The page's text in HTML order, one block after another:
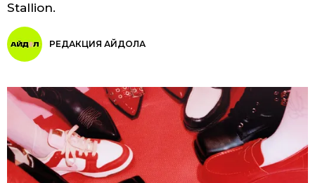
Stallion.
РЕДАКЦИЯ АЙДОЛА